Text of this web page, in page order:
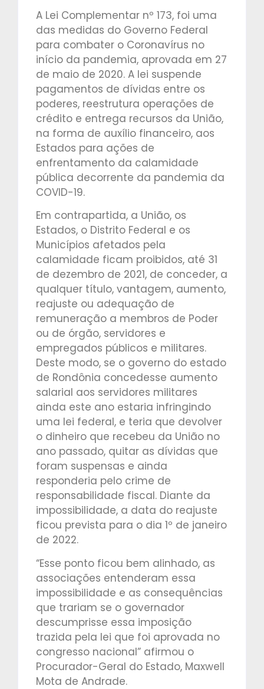
A Lei Complementar nº 173, foi uma
das medidas do Governo Federal
para combater o Coronavírus no
início da pandemia, aprovada em 27
de maio de 2020. A lei suspende
pagamentos de dívidas entre os
poderes, reestrutura operações de
crédito e entrega recursos da União,
na forma de auxílio financeiro, aos
Estados para ações de
enfrentamento da calamidade
pública decorrente da pandemia da
COVID-19.
Em contrapartida, a União, os
Estados, o Distrito Federal e os
Municípios afetados pela
calamidade ficam proibidos, até 31
de dezembro de 2021, de conceder, a
qualquer título, vantagem, aumento,
reajuste ou adequação de
remuneração a membros de Poder
ou de órgão, servidores e
empregados públicos e militares.
Deste modo, se o governo do estado
de Rondônia concedesse aumento
salarial aos servidores militares
ainda este ano estaria infringindo
uma lei federal, e teria que devolver
o dinheiro que recebeu da União no
ano passado, quitar as dívidas que
foram suspensas e ainda
responderia pelo crime de
responsabilidade fiscal. Diante da
impossibilidade, a data do reajuste
ficou prevista para o dia 1º de janeiro
de 2022.
“Esse ponto ficou bem alinhado, as
associações entenderam essa
impossibilidade e as consequências
que trariam se o governador
descumprisse essa imposição
trazida pela lei que foi aprovada no
congresso nacional” afirmou o
Procurador-Geral do Estado, Maxwell
Mota de Andrade.